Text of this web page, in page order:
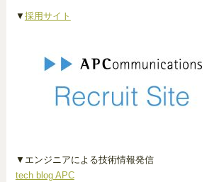
▼ 採用サイト
▼エンジニアによる技術情報発信
tech blog APC